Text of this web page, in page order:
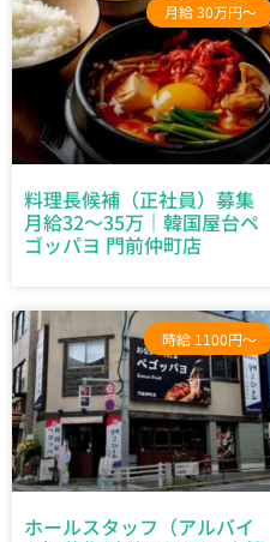
月給 30万円～
料理長候補（正社員）募集
月給32～35万｜韓国屋台ペ
ゴッパヨ 門前仲町店
時給 1100円～
ホールスタッフ（アルバイ